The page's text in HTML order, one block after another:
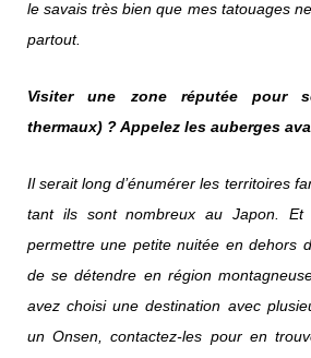
le savais très bien que mes tatouages
partout.
Visiter une zone réputée pour
thermaux) ? Appelez les auberges
Il serait long d’énumérer les territoires
tant ils sont nombreux au Japon.
permettre une petite nuitée en dehors
de se détendre en région
avez choisi une destination avec
un Onsen, contactez-les pour en